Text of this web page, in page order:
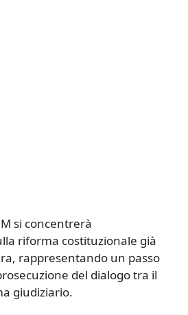
si concentrerà
riforma costituzionale già
rappresentando un passo
del dialogo tra il
giudiziario.